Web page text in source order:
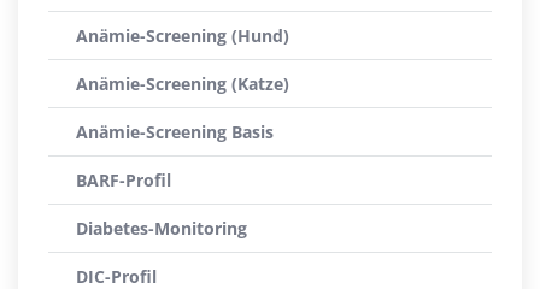
Anämie-Screening (Hund)
Anämie-Screening (Katze)
Anämie-Screening Basis
BARF-Profil
Diabetes-Monitoring
DIC-Profil